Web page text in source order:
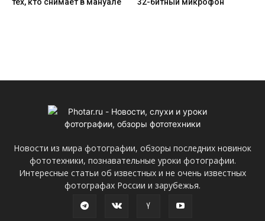
Новости из мира фотографии, обзоры последних новинок
фототехники, познавательные уроки фотографии.
Интересные статьи об известных и не очень известных
фотографах России и зарубежья.